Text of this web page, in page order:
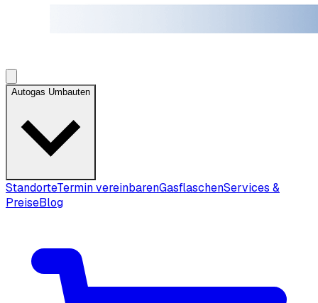
Autogas Umbauten
StandorteTermin vereinbarenGasflaschenServices &
PreiseBlog